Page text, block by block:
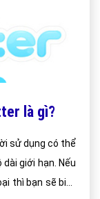
là gì?
sử dụng có thể
giới hạn. Nếu
thì bạn sẽ biết